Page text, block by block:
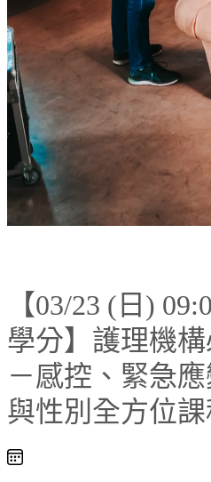
【03/23 (日)
學分】護理機
－感控、緊急
與性別全方位課